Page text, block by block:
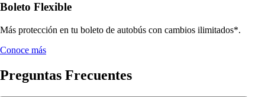
Boleto Flexible
Más protección en tu boleto de autobús con cambios ilimitados*.
Conoce más
Preguntas Frecuentes